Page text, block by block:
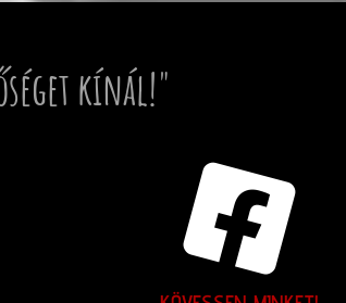
kínál!"